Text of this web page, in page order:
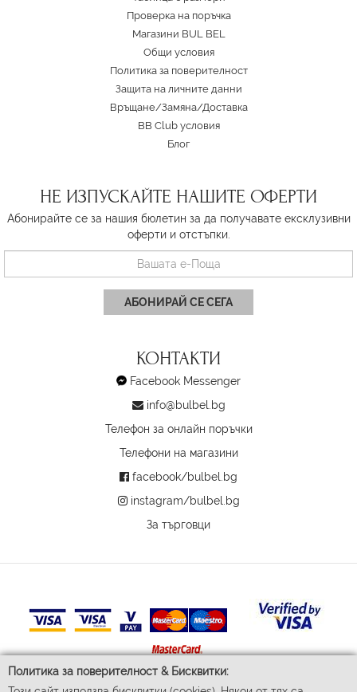
Политика за поверителност & Бисквитки:
Проверка на поръчка
Магазини BUL BEL
Oбщи условия
Политика за поверителност
Защита на личните данни
Връщане/Замяна/Доставка
BB Club условия
Блог
НЕ ИЗПУСКАЙТЕ НАШИТЕ ОФЕРТИ
Абонирайте се за нашия бюлетин за да получавате ексклузивни
оферти и отстъпки.
АБОНИРАЙ СЕ СЕГА
КОНТАКТИ
Facebook Messenger
info@bulbel.bg
Телефон за онлайн поръчки
Телефони на магазини
facebook/bulbel.bg
instagram/bulbel.bg
За търговци